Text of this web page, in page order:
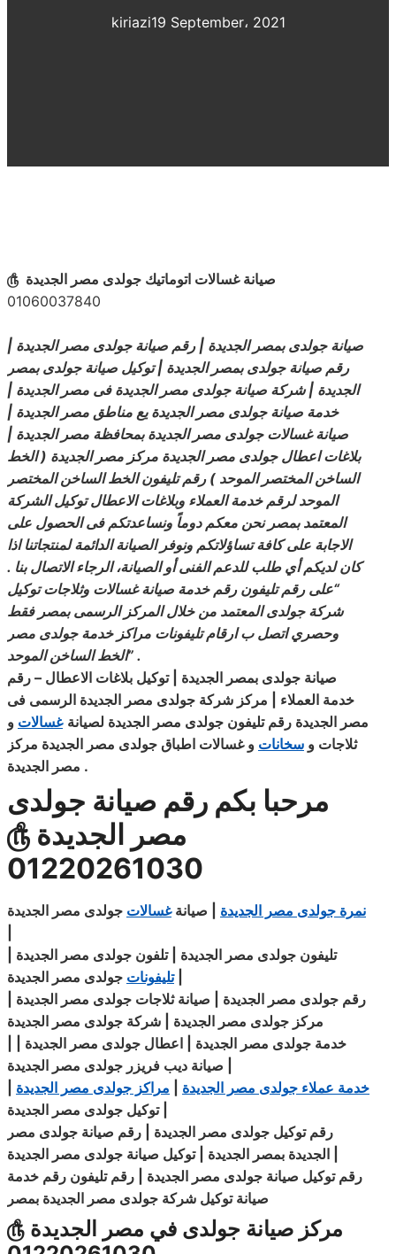
kiriazi19 September، 2021
صيانة غسالات اتوماتيك جولدى مصر الجديدة ௹
01060037840
صيانة جولدى بمصر الجديدة | رقم صيانة جولدى مصر الجديدة |
رقم صيانة جولدى بمصر الجديدة | توكيل صيانة جولدى بمصر
الجديدة | شركة صيانة جولدى مصر الجديدة فى مصر الجديدة |
خدمة صيانة جولدى مصر الجديدة يع مناطق مصر الجديدة |
صيانة غسالات جولدى مصر الجديدة بمحافظة مصر الجديدة |
بلاغات اعطال جولدى مصر الجديدة مركز مصر الجديدة ( الخط
الساخن المختصر الموحد ) رقم تليفون الخط الساخن المختصر
الموحد لرقم خدمة العملاء وبلاغات الاعطال توكيل الشركة
المعتمد بمصر نحن معكم دوماً ونساعدتكم فى الحصول على
الاجابة على كافة تساؤلاتكم ونوفر الصيانة الدائمة لمنتجاتنا اذا
كان لديكم أي طلب للدعم الفنى أو الصيانة، الرجاء الاتصال بنا .
“على رقم تليفون رقم خدمة صيانة غسالات وثلاجات توكيل
شركة جولدى المعتمد من خلال المركز الرسمى بمصر فقط
وحصرياتصل ب ارقام تليفونات مراكز خدمة جولدى مصر
الخط الساخن الموحد” .
صيانة جولدى بمصر الجديدة
|توكيل بلاغات الاعطال – رقم
خدمة العملاء | مركز شركة جولدى مصر الجديدة الرسمى فى
مصر الجديدة رقم تليفون جولدى مصر الجديدة لصيانة غسالات و
ثلاجات و سخانات و غسالات اطباق جولدى مصر الجديدة مركز
.
مرحبا بكم رقم صيانة جولدى
مصر الجديدة ௹
01220261030
نمرة جولدى مصر الجديدة | صيانةغسالات جولدى مصر الجديدة
تليفون جولدى مصر الجديدة | تلفون جولدى مصر الجديدة |
تليفوناتجولدى مصر الجديدة
رقم جولدى مصر الجديدة | صيانةثلاجات جولدى مصر الجديدة
مركز جولدى مصر الجديدة | شركة جولدى مصر الجديدة
خدمة جولدى مصر الجديدة | اعطال جولدى مصر الجديدة |
صيانة ديب فريزر جولدى
خدمة عملاء جولدى مصر الجديدة
مراكز جولدى مصر الجديدة
توكيل جولدى مصر الجديدة
رقم توكيل جولدى مصر الجديدة | رقم صيانة جولدى مصر
رقم توكيل صيانة جولدى مصر الجديدة | رقم تليفون رقم خدمة
صيانة توكيل شركة جولدى مصر الجديدة بمصر
مركز صيانة جولدى في مصر الجديدة ௹